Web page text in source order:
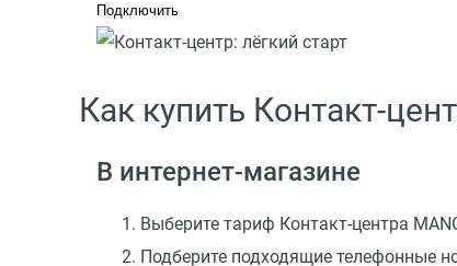
Подключить
Как купить Контакт-
В интернет-магазине
Выберите тариф Контакт-центра
Подберите подходящие телефонные